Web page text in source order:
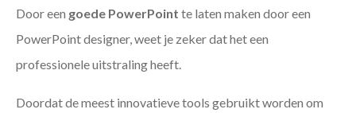
Door een goede PowerPoint te laten maken door een
PowerPoint designer, weet je zeker dat het een
professionele uitstraling heeft.
Doordat de meest innovatieve tools gebruikt worden om